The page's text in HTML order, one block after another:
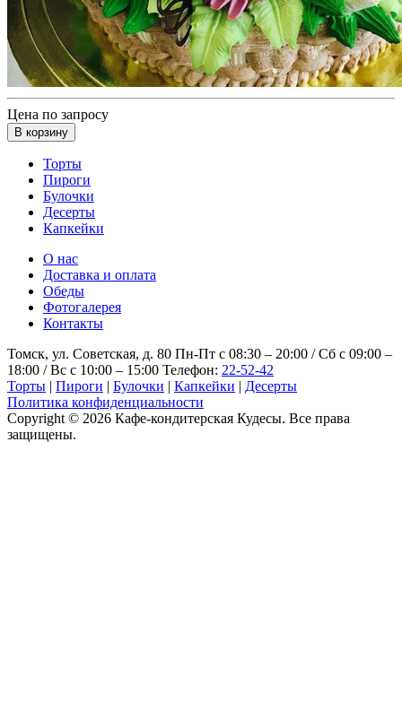
Цена по запросу
В корзину
Торты
Пироги
Булочки
Десерты
Капкейки
О нас
Доставка и оплата
Обеды
Фотогалерея
Контакты
Томск, ул. Советская, д. 80 Пн-Пт с 08:30 – 20:00 / Сб с 09:00 –
18:00 / Вс с 10:00 – 15:00 Телефон: 22-52-42
Торты | Пироги | Булочки | Капкейки | Десерты
Политика конфиденциальности
Copyright © 2026 Кафе-кондитерская Кудесы. Все права
защищены.